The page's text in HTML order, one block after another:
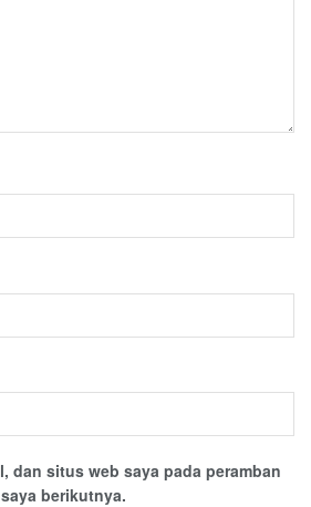
dan situs web saya pada peramban
berikutnya.